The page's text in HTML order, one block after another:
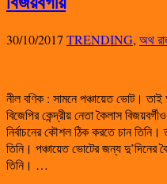
30/10/2017 TRENDING, অথ
নীল বণিক : সামনে পঞ্চায়েত ভোট।
বিজেপির কেন্দ্রীয় নেতা কৈলাস
নির্বাচনের কৌশল ঠিক করতে চান
তিনি। পঞ্চায়েত ভোটের জন্য
তিনি। …